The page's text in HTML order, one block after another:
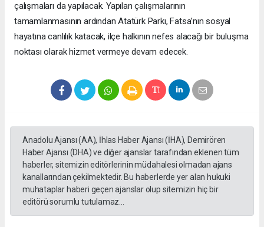
çalışmaları da yapılacak. Yapılan çalışmalarının
tamamlanmasının ardından Atatürk Parkı, Fatsa’nın sosyal
hayatına canlılık katacak, ilçe halkının nefes alacağı bir buluşma
noktası olarak hizmet vermeye devam edecek.
Anadolu Ajansı (AA), İhlas Haber Ajansı (İHA), Demirören
Haber Ajansı (DHA) ve diğer ajanslar tarafından eklenen tüm
haberler, sitemizin editörlerinin müdahalesi olmadan ajans
kanallarından çekilmektedir. Bu haberlerde yer alan hukuki
muhataplar haberi geçen ajanslar olup sitemizin hiç bir
editörü sorumlu tutulamaz...